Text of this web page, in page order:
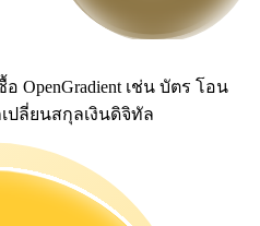
OpenGradient เช่น บัตร โอน
ปลี่ยนสกุลเงินดิจิทัล